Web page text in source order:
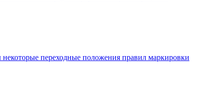
переходные положения правил маркировки